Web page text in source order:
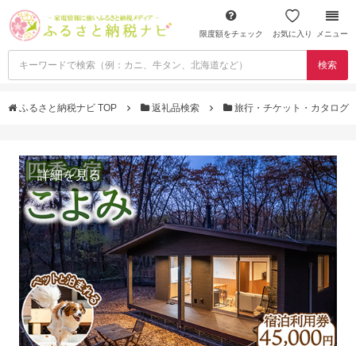
限度額をチェック お気に入り メニュー
検索
ふるさと納税ナビ TOP 返礼品検索 旅行・チケット・カタログ
詳細を見る